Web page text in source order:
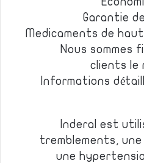
Garantie
Medicaments de
Nous sommes
clients le
Informations
Inderal est
tremblements,
une